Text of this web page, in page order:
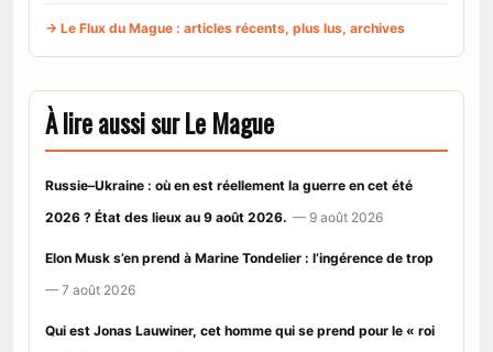
→ Le Flux du Mague : articles récents, plus lus, archives
À lire aussi sur Le Mague
Russie–Ukraine : où en est réellement la guerre en cet été
2026 ? État des lieux au 9 août 2026. — 9 août 2026
Elon Musk s’en prend à Marine Tondelier : l’ingérence de trop
— 7 août 2026
Qui est Jonas Lauwiner, cet homme qui se prend pour le « roi